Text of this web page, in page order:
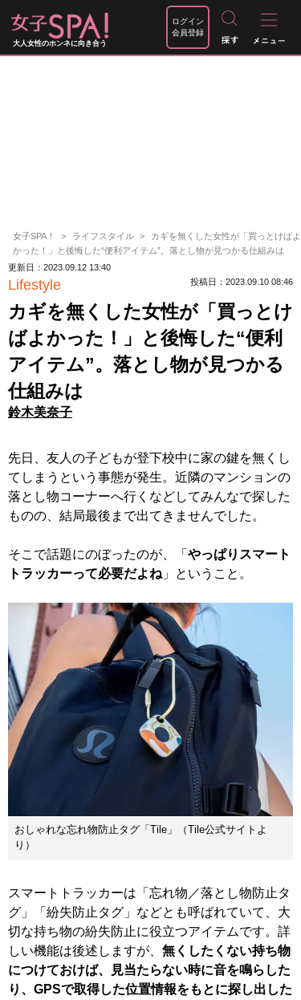
大人女性のホンネに向き合う
ログイン
会員登録
女子SPA！ ライフスタイル
カギを無くした女性が「買っとけばよ
かった！」と後悔した“便利アイテム”。落とし物が見つかる仕組みは
更新日：2023.09.12 13:40
Lifestyle 投稿日：2023.09.10 08:46
カギを無くした女性が「買っとけ
ばよかった！」と後悔した“便利
アイテム”。落とし物が見つかる
仕組みは
鈴木美奈子
先日、友人の子どもが登下校中に家の鍵を無くし
てしまうという事態が発生。近隣のマンションの
落とし物コーナーへ行くなどしてみんなで探した
ものの、結局最後まで出てきませんでした。
そこで話題にのぼったのが、「 やっぱりスマート
トラッカーって必要だよね 」ということ。
おしゃれな忘れ物防止タグ「Tile」（Tile公式サイトよ
り）
スマートトラッカーは「忘れ物／落とし物防止タ
グ」「紛失防止タグ」などとも呼ばれていて、大
切な持ち物の紛失防止に役立つアイテムです。詳
しい機能は後述しますが、 無くしたくない持ち物
につけておけば、見当たらない時に音を鳴らした
り、GPSで取得した位置情報をもとに探し出した